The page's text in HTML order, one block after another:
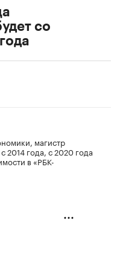
со
магистр
2014 года, с 2020 года
в «РБК-